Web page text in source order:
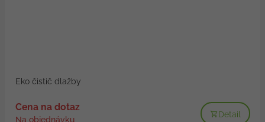
Eko čistič dlažby
Cena na dotaz
Na objednávku
Detail